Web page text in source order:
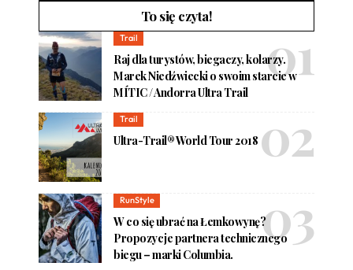
To się czyta!
Trail
Raj dla turystów, biegaczy, kolarzy.
Marek Niedźwiecki o swoim starcie w
MÍTIC / Andorra Ultra Trail
Trail
Ultra-Trail® World Tour 2018
RunStyle
W co się ubrać na Łemkowynę?
Propozycje partnera technicznego
biegu – marki Columbia.